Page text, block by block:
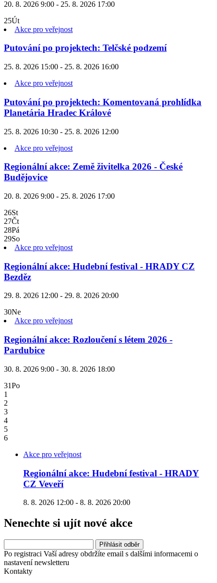
20. 8. 2026 9:00 - 25. 8. 2026 17:00
25Út
Akce pro veřejnost
Putování po projektech: Telčské podzemí
25. 8. 2026 15:00 - 25. 8. 2026 16:00
Akce pro veřejnost
Putování po projektech: Komentovaná prohlídka
Planetária Hradec Králové
25. 8. 2026 10:30 - 25. 8. 2026 12:00
Akce pro veřejnost
Regionální akce: Země živitelka 2026 - České
Budějovice
20. 8. 2026 9:00 - 25. 8. 2026 17:00
26St
27Čt
28Pá
29So
Akce pro veřejnost
Regionální akce: Hudební festival - HRADY CZ
Bezděz
29. 8. 2026 12:00 - 29. 8. 2026 20:00
30Ne
Akce pro veřejnost
Regionální akce: Rozloučení s létem 2026 -
Pardubice
30. 8. 2026 9:00 - 30. 8. 2026 18:00
31Po
1
2
3
4
5
6
Akce pro veřejnost
Regionální akce: Hudební festival - HRADY
CZ Veveří
8. 8. 2026 12:00 - 8. 8. 2026 20:00
Nenechte si ujít nové akce
Po registraci Vaší adresy obdržíte email s dalšími informacemi o
nastavení newsletteru
Kontakty